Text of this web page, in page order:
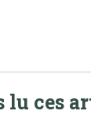
lu ces